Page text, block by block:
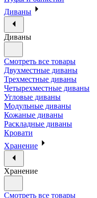
Диваны
Диваны
Смотреть все товары
Двухместные диваны
Трехместные диваны
Четырехместные диваны
Угловые диваны
Модульные диваны
Кожаные диваны
Раскладные диваны
Кровати
Хранение
Хранение
Смотреть все товары